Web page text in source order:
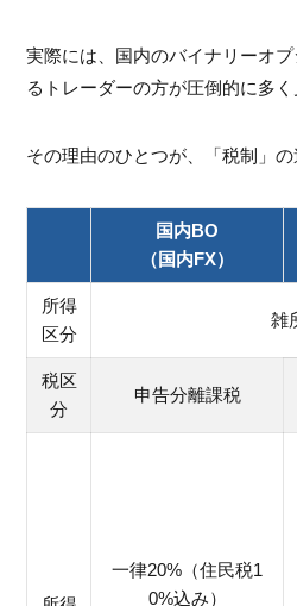
実際には、国内のバイナリーオ
るトレーダーの方が圧倒的に多く
その理由のひとつが、「税制」の
国内BO
（国内FX）
所得
区分
雑
税区
分
申告分離課税
一律20%（住民税1
0%込み）